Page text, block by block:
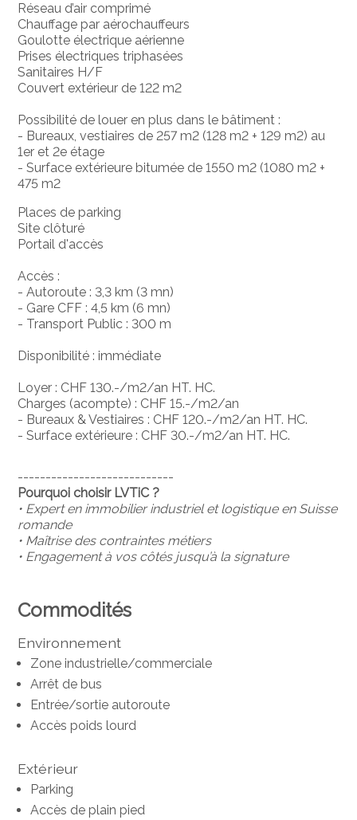
Réseau d’air comprimé
Chauffage par aérochauffeurs
Goulotte électrique aérienne
Prises électriques triphasées
Sanitaires H/F
Couvert extérieur de 122 m2
Possibilité de louer en plus dans le bâtiment :
- Bureaux, vestiaires de 257 m2 (128 m2 + 129 m2) au
1er et 2e étage
- Surface extérieure bitumée de 1550 m2 (1080 m2 +
475 m2
Places de parking
Site clôturé
Portail d'accès
Accès :
- Autoroute : 3,3 km (3 mn)
- Gare CFF : 4,5 km (6 mn)
- Transport Public : 300 m
Disponibilité : immédiate
Loyer : CHF 130.-/m2/an HT. HC.
Charges (acompte) : CHF 15.-/m2/an
- Bureaux & Vestiaires : CHF 120.-/m2/an HT. HC.
- Surface extérieure : CHF 30.-/m2/an HT. HC.
----------------------------
Pourquoi choisir LVTiC ?
• Expert en immobilier industriel et logistique en Suisse
romande
• Maîtrise des contraintes métiers
• Engagement à vos côtés jusqu’à la signature
Commodités
Environnement
Zone industrielle/commerciale
Arrêt de bus
Entrée/sortie autoroute
Accès poids lourd
Extérieur
Parking
Accès de plain pied